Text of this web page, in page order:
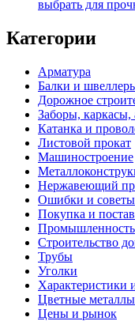
выбрать для
Категории
Арматура
Балки и
Дорожное
Заборы, каркасы,
Катанка и
Листовой прокат
Машиностроение
Нержавеющий
Ошибки и советы
Покупка и
Промышленность
Строительство
Трубы
Уголки
Характеристики
Цветные металлы
Цены и рынок